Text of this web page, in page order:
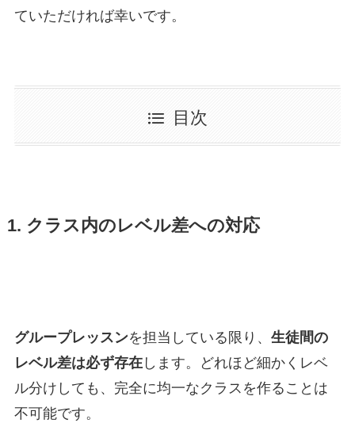
ていただければ幸いです。
目次
1. クラス内のレベル差への対応
グループレッスンを担当している限り、 生徒間の
レベル差は必ず存在します。どれほど細かくレベ
ル分けしても、完全に均一なクラスを作ることは
不可能です。